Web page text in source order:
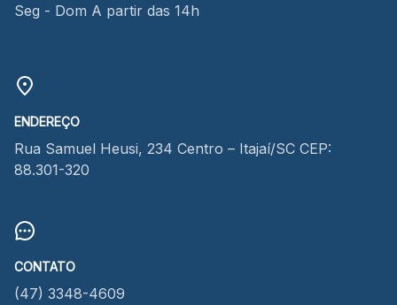
Seg - Dom A partir das 14h
ENDEREÇO
Rua Samuel Heusi, 234 Centro – Itajaí/SC CEP:
88.301-320
CONTATO
(47) 3348-4609